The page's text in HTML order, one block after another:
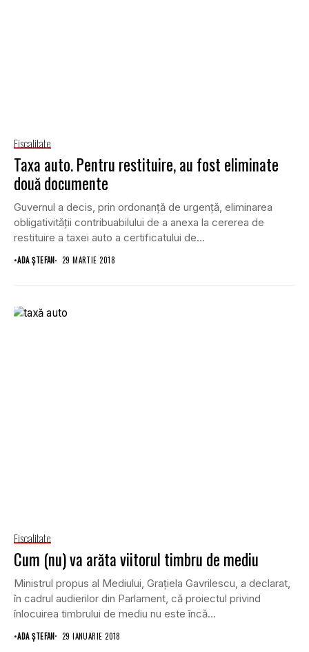
Fiscalitate
Taxa auto. Pentru restituire, au fost eliminate
două documente
Guvernul a decis, prin ordonanţă de urgenţă, eliminarea
obligativităţii contribuabilului de a anexa la cererea de
restituire a taxei auto a certificatului de...
•ADA ȘTEFAN 29 MARTIE 2018
Fiscalitate
Cum (nu) va arăta viitorul timbru de mediu
Ministrul propus al Mediului, Graţiela Gavrilescu, a declarat,
în cadrul audierilor din Parlament, că proiectul privind
înlocuirea timbrului de mediu nu este încă...
•ADA ȘTEFAN 29 IANUARIE 2018